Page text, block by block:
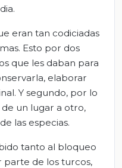
eran tan codiciadas
Esto por dos
que les daban para
elaborar
Y segundo, por lo
un lugar a otro,
las especias.
tanto al bloqueo
parte de los turcos,